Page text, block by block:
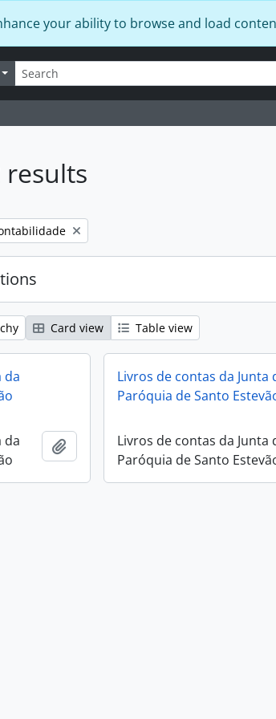
your ability to browse and load
Search options
results
filter:
Card view Table view
da
da
Add to clipboard
Livros de contas da Junta
Paróquia de Santo
Livros de contas da Junta
Paróquia de Santo